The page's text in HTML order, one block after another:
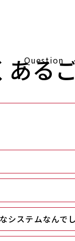
Question
ある
ステムなんで